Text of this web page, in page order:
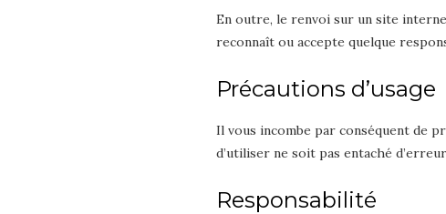
En outre, le renvoi sur un site
reconnaît ou accepte quelque
Précautions d’usage
Il vous incombe par conséquent de
d’utiliser ne soit pas entaché
Responsabilité